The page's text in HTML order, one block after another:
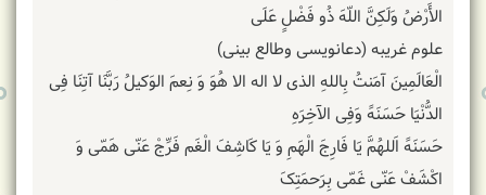
الأَرْضُ وَلَکِنَّ اللّهَ ذُو فَضْلٍ عَلَى
علوم غریبه (دعانویسی وطالع بینی)
الْعَالَمِینَ آمَنتُ بِاللهِ الذی لا اله الا هُوَ وَ نِعمَ الوَکیلُ رَبَّنَا آتِنَا فِی
الدُّنْیَا حَسَنَهً وَفِی الآخِرَهِ
حَسَنَهً اَللهُمَّ یَا فَارِجَ‏ الْهَمِ‏ وَ یَا کَاشِفَ‏ الْغَم‏ فَرِّجْ عَنّی هَمّی وَ
اکْشَفْ عَنّی غَمّی بِرَحمَتِکَ